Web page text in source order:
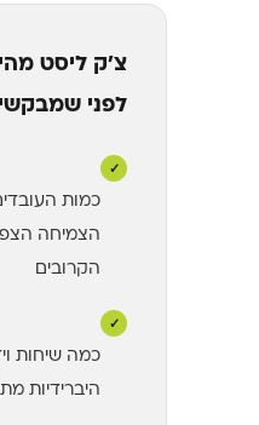
צ'ק ליסט
לפני
✓
כמות
הקרובים
✓
כמה שיחות
היברידיות